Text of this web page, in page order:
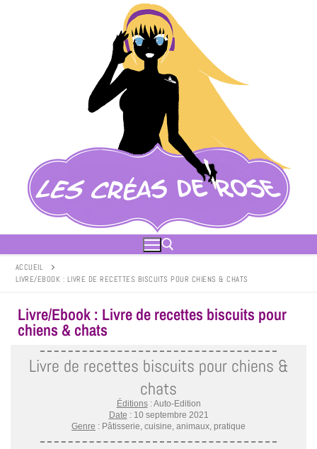
ACCUEIL
LIVRE/EBOOK : LIVRE DE RECETTES BISCUITS POUR CHIENS & CHATS
Livre/Ebook : Livre de recettes biscuits pour
chiens & chats
Livre de recettes biscuits pour chiens &
chats
Éditions: Auto-Edition
Date : 10 septembre 2021
Genre : Pâtisserie, cuisine, animaux, pratique